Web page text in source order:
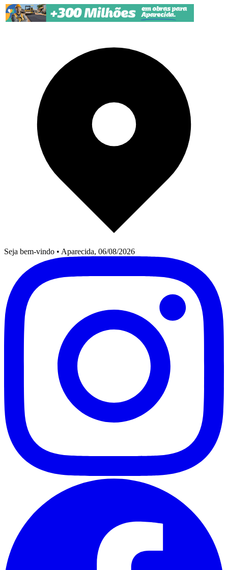
Pular para o conteúdo
Seja bem-vindo • Aparecida, 06/08/2026